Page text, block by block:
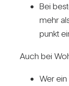
Bei
mehr
punkt
Auch bei
Wer